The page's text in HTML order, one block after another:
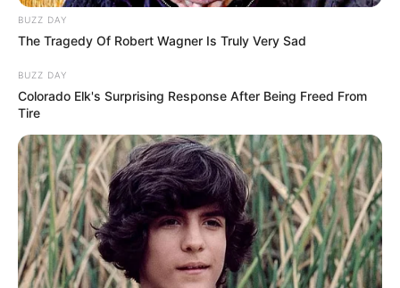
BUZZ DAY
The Tragedy Of Robert Wagner Is Truly Very Sad
BUZZ DAY
Colorado Elk's Surprising Response After Being Freed From
Tire